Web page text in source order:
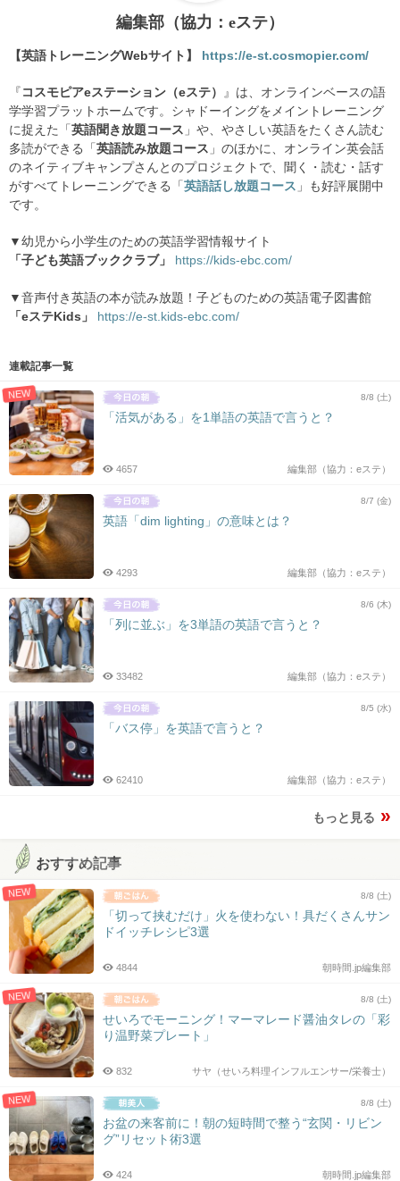
編集部（協力：eステ）
【英語トレーニングWebサイト】 https://e-st.cosmopier.com/
『 コスモピアeステーション（eステ）
』は、オンラインベースの語
学学習プラットホームです。シャドーイングをメイントレーニング
に捉えた「 英語聞き放題コース 」や、やさしい英語をたくさん読む
多読ができる「 英語読み放題コース 」のほかに、オンライン英会話
のネイティブキャンプさんとのプロジェクトで、聞く・読む・話す
がすべてトレーニングできる「 英語話し放題コース 」も好評展開中
です。
▼幼児から小学生のための英語学習情報サイト
「子ども英語ブッククラブ」
https://kids-ebc.com/
▼音声付き英語の本が読み放題！子どものための英語電子図書館
「eステKids」 https://e-st.kids-ebc.com/
連載記事一覧
NEW 8/8 (土)
「活気がある」を1単語の英語で言うと？
編集部（協力：eステ）
4657
8/7 (金)
英語「dim lighting」の意味とは？
編集部（協力：eステ）
4293
8/6 (木)
「列に並ぶ」を3単語の英語で言うと？
編集部（協力：eステ）
33482
8/5 (水)
「バス停」を英語で言うと？
編集部（協力：eステ）
62410
もっと見る
おすすめ記事
NEW 8/8 (土)
「切って挟むだけ」火を使わない！具だくさんサン
ドイッチレシピ3選
朝時間.jp編集部
4844
NEW 8/8 (土)
せいろでモーニング！マーマレード醤油タレの「彩
り温野菜プレート」
サヤ（せいろ料理インフルエンサー/栄養士）
832
NEW 8/8 (土)
お盆の来客前に！朝の短時間で整う“玄関・リビン
グ”リセット術3選
朝時間.jp編集部
424